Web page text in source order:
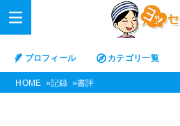
プロフィール カテゴリ一覧
HOME 記録 書評